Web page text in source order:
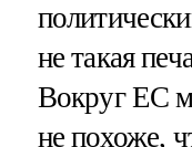
не такая
Вокруг ЕС
не похоже,